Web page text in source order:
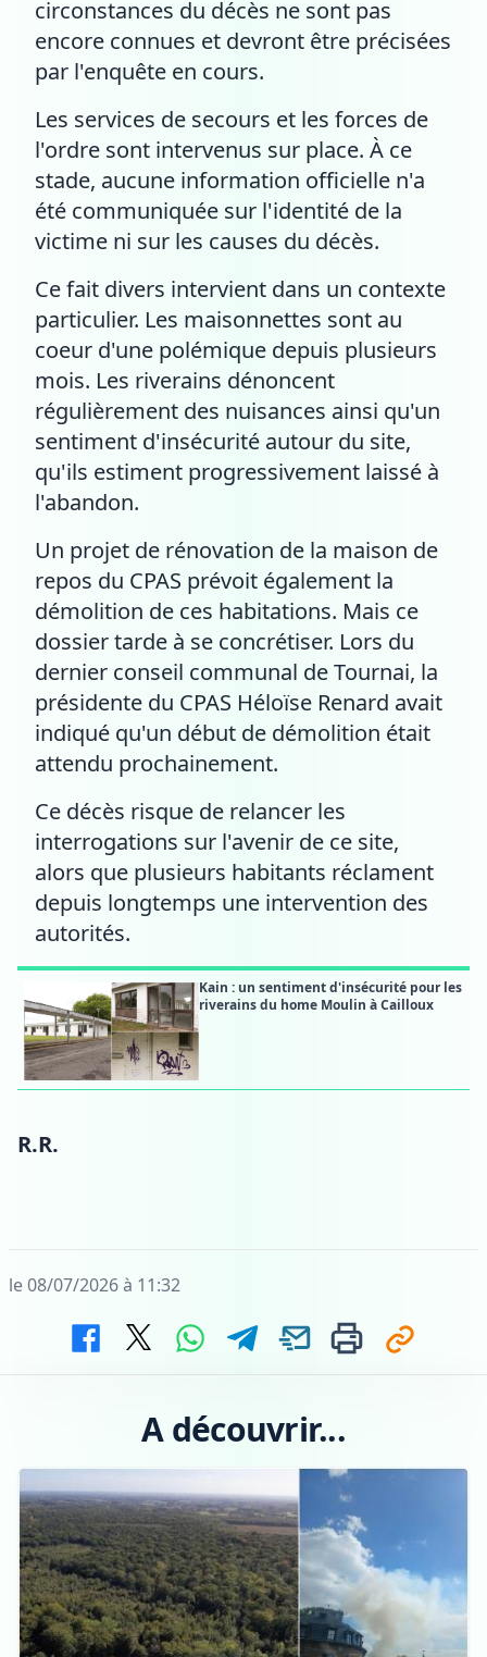
circonstances du décès ne sont pas
encore connues et devront être précisées
par l'enquête en cours.
Les services de secours et les forces de
l'ordre sont intervenus sur place. À ce
stade, aucune information officielle n'a
été communiquée sur l'identité de la
victime ni sur les causes du décès.
Ce fait divers intervient dans un contexte
particulier. Les maisonnettes sont au
coeur d'une polémique depuis plusieurs
mois. Les riverains dénoncent
régulièrement des nuisances ainsi qu'un
sentiment d'insécurité autour du site,
qu'ils estiment progressivement laissé à
l'abandon.
Un projet de rénovation de la maison de
repos du CPAS prévoit également la
démolition de ces habitations. Mais ce
dossier tarde à se concrétiser. Lors du
dernier conseil communal de Tournai, la
présidente du CPAS Héloïse Renard avait
indiqué qu'un début de démolition était
attendu prochainement.
Ce décès risque de relancer les
interrogations sur l'avenir de ce site,
alors que plusieurs habitants réclament
depuis longtemps une intervention des
autorités.
Kain : un sentiment d'insécurité pour les
riverains du home Moulin à Cailloux
R.R.
le 08/07/2026 à 11:32
A découvrir...